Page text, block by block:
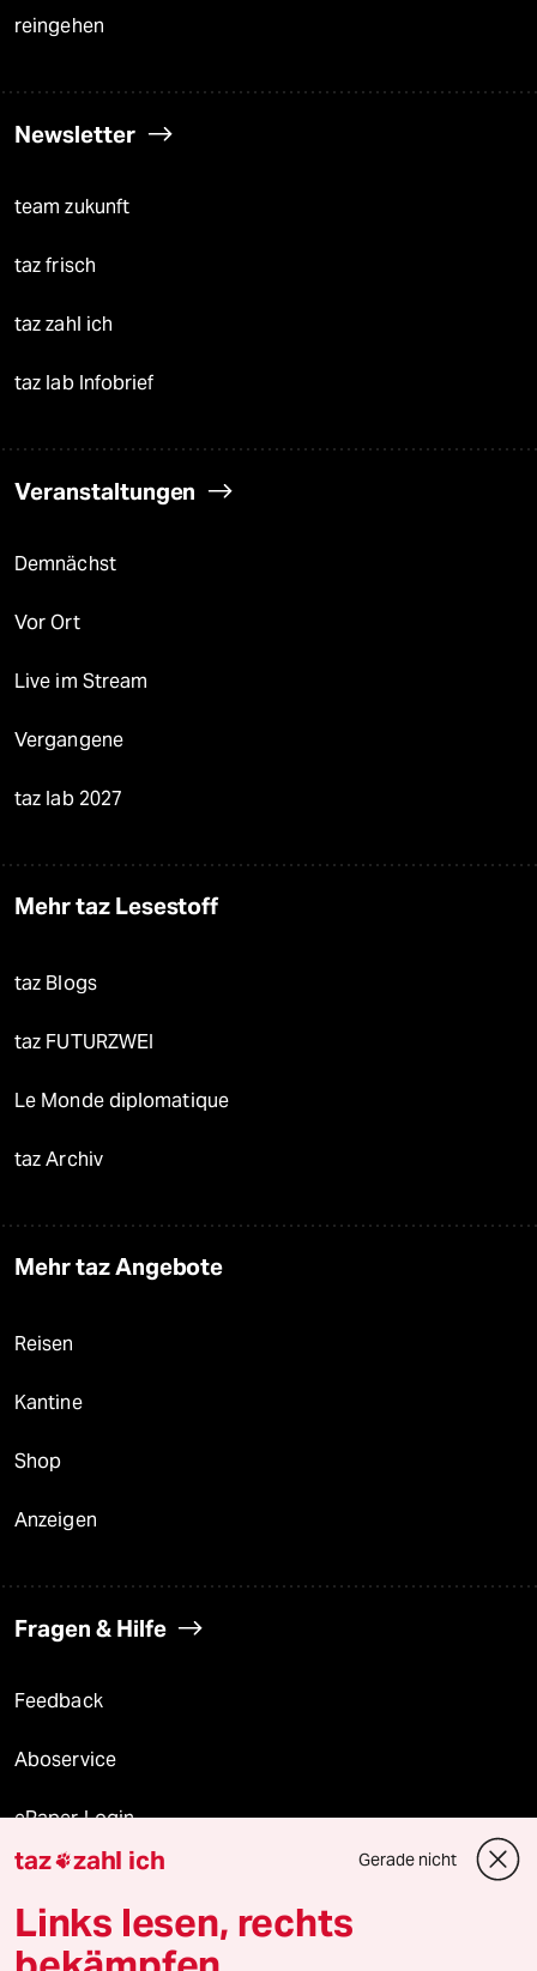
reingehen
Newsletter
team zukunft
taz frisch
taz zahl ich
taz lab Infobrief
Veranstaltungen
Demnächst
Vor Ort
Live im Stream
Vergangene
taz lab 2027
Mehr taz Lesestoff
taz Blogs
taz FUTURZWEI
Le Monde diplomatique
taz Archiv
Mehr taz Angebote
Reisen
Kantine
Shop
Anzeigen
Fragen & Hilfe
Feedback
Aboservice
ePaper Login
Downloads für Abonnierende
taz zahl ich Gerade nicht
Links lesen, rechts